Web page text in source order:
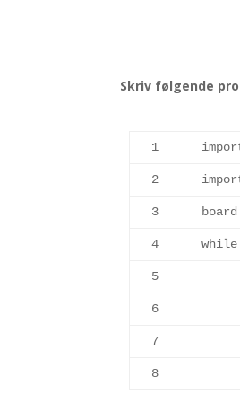
Skriv følgende
1
2
3
4 while
5
6
7
8